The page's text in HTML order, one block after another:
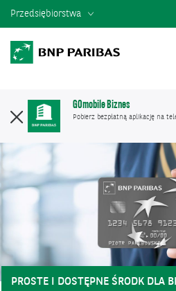
Przedsiębiorstwa
GOmobile Biznes
Pobierz bezpłatną aplikację na
PROSTE I DOSTĘPNE ŚRODK DLA